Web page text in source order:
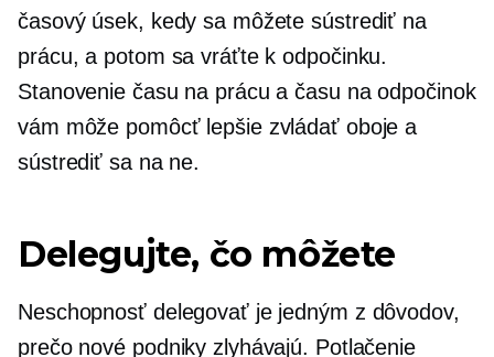
časový úsek, kedy sa môžete sústrediť na
prácu, a potom sa vráťte k odpočinku.
Stanovenie času na prácu a času na odpočinok
vám môže pomôcť lepšie zvládať oboje a
sústrediť sa na ne.
Delegujte, čo môžete
Neschopnosť delegovať je jedným z dôvodov,
prečo nové podniky zlyhávajú. Potlačenie